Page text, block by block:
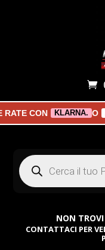
CON KLARNA. O
Products
search
NON TROVI
CONTATTACI PER